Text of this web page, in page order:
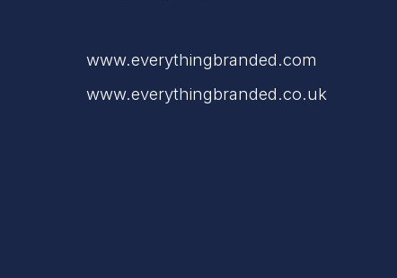
www.everythingbranded.com
www.everythingbranded.co.uk